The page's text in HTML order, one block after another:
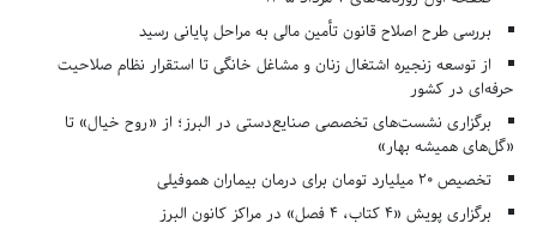
بررسی طرح اصلاح قانون تأمین مالی به مراحل پایانی رسید
از توسعه زنجیره اشتغال زنان و مشاغل خانگی تا استقرار نظام صلاحیت
حرفه‌ای در کشور
برگزاری نشست‌های تخصصی صنایع‌دستی در البرز؛ از «روح خیال» تا
«گل‌های همیشه بهار»
تخصیص ۲۰ میلیارد تومان برای درمان بیماران هموفیلی
برگزاری پویش «۴ کتاب، ۴ فصل» در مراکز کانون البرز